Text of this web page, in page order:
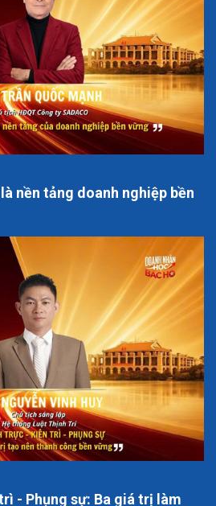
nền tảng doanh nghiệp bền
- Phụng sự: Ba giá trị làm